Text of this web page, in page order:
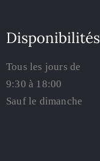
Disponibilités
Tous les jours de
9:30 à 18:00
Sauf le dimanche